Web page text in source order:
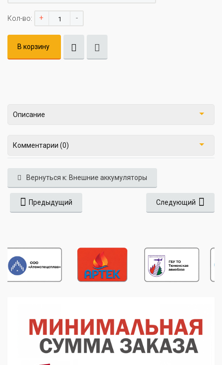
Кол-во: + -
В корзину
Описание
Комментарии (0)
Вернуться к: Внешние аккумуляторы
Предыдущий Следующий